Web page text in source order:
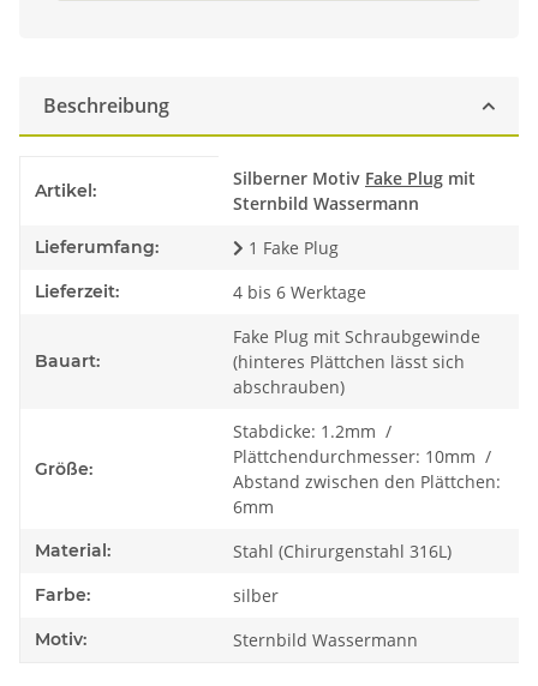
Beschreibung
Artikel:
Silberner Motiv Fake Plug mit
Sternbild Wassermann
Lieferumfang: 1 Fake Plug
Lieferzeit: 4 bis 6 Werktage
Bauart:
Fake Plug mit Schraubgewinde
(hinteres Plättchen lässt sich
abschrauben)
Größe:
Stabdicke: 1.2mm /
Plättchendurchmesser: 10mm /
Abstand zwischen den Plättchen:
6mm
Material: Stahl (Chirurgenstahl 316L)
Farbe: silber
Motiv: Sternbild Wassermann